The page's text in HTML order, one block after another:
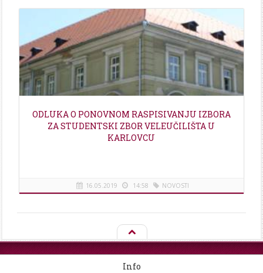
[više]
ODLUKA O PONOVNOM RASPISIVANJU IZBORA
ZA STUDENTSKI ZBOR VELEUČILIŠTA U
KARLOVCU
16.05.2019 14:58 NOVOSTI
Info